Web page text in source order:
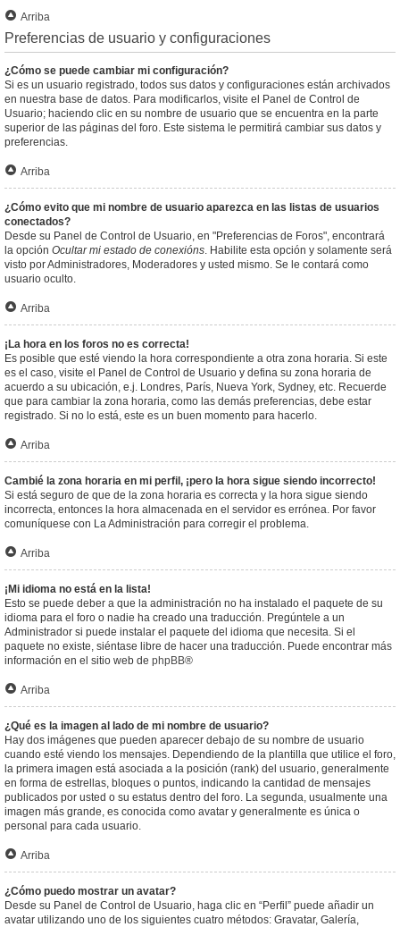
Arriba
Preferencias de usuario y configuraciones
¿Cómo se puede cambiar mi configuración?
Si es un usuario registrado, todos sus datos y configuraciones están archivados
en nuestra base de datos. Para modificarlos, visite el Panel de Control de
Usuario; haciendo clic en su nombre de usuario que se encuentra en la parte
superior de las páginas del foro. Este sistema le permitirá cambiar sus datos y
preferencias.
Arriba
¿Cómo evito que mi nombre de usuario aparezca en las listas de usuarios
conectados?
Desde su Panel de Control de Usuario, en "Preferencias de Foros", encontrará
la opción Ocultar mi estado de conexións. Habilite esta opción y solamente será
visto por Administradores, Moderadores y usted mismo. Se le contará como
usuario oculto.
Arriba
¡La hora en los foros no es correcta!
Es posible que esté viendo la hora correspondiente a otra zona horaria. Si este
es el caso, visite el Panel de Control de Usuario y defina su zona horaria de
acuerdo a su ubicación, e.j. Londres, París, Nueva York, Sydney, etc. Recuerde
que para cambiar la zona horaria, como las demás preferencias, debe estar
registrado. Si no lo está, este es un buen momento para hacerlo.
Arriba
Cambié la zona horaria en mi perfil, ¡pero la hora sigue siendo incorrecto!
Si está seguro de que de la zona horaria es correcta y la hora sigue siendo
incorrecta, entonces la hora almacenada en el servidor es errónea. Por favor
comuníquese con La Administración para corregir el problema.
Arriba
¡Mi idioma no está en la lista!
Esto se puede deber a que la administración no ha instalado el paquete de su
idioma para el foro o nadie ha creado una traducción. Pregúntele a un
Administrador si puede instalar el paquete del idioma que necesita. Si el
paquete no existe, siéntase libre de hacer una traducción. Puede encontrar más
información en el sitio web de phpBB®
Arriba
¿Qué es la imagen al lado de mi nombre de usuario?
Hay dos imágenes que pueden aparecer debajo de su nombre de usuario
cuando esté viendo los mensajes. Dependiendo de la plantilla que utilice el foro,
la primera imagen está asociada a la posición (rank) del usuario, generalmente
en forma de estrellas, bloques o puntos, indicando la cantidad de mensajes
publicados por usted o su estatus dentro del foro. La segunda, usualmente una
imagen más grande, es conocida como avatar y generalmente es única o
personal para cada usuario.
Arriba
¿Cómo puedo mostrar un avatar?
Desde su Panel de Control de Usuario, haga clic en “Perfil” puede añadir un
avatar utilizando uno de los siguientes cuatro métodos: Gravatar, Galería,